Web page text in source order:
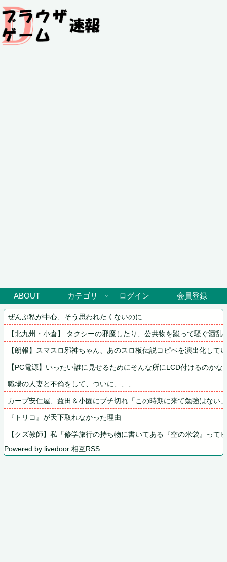
ABOUT カテゴリ ログイン 会員登録
ぜんぶ私が中心、そう思われたくないのに
【北九州・小倉】 タクシーの邪魔したり、公共物を蹴って騒ぐ酒乱
【朗報】スマスロ邪神ちゃん、あのスロ板伝説コピペを演出化して
【PC電源】いったい誰に見せるためにそんな所にLCD付けるのかな
職場の人妻と不倫をして、ついに、、、
カープ安仁屋、益田＆小園にブチ切れ「この時期に来て勉強はない」
『トリコ』が天下取れなかった理由
【クズ教師】私「修学旅行の持ち物に書いてある『空の米袋』っ
Powered by livedoor 相互RSS